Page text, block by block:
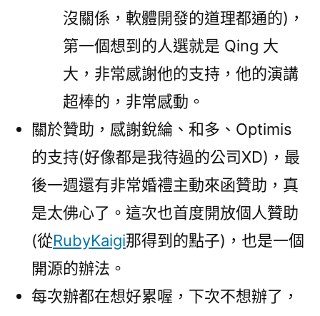
沒關係，軟體開發的道理都通的)，
第一個想到的人選就是 Qing 大
大，非常感謝他的支持，他的演講
超棒的，非常感動。
關於贊助，感謝銳綸、和多、Optimis
的支持(好像都是我待過的公司XD)，最
後一週還有非常婚禮主動來函贊助，真
是太佛心了。這次也首度開放個人贊助
(從RubyKaigi那得到的點子)，也是一個
開源的辦法。
每次辦都在想好累喔，下次不想辦了，